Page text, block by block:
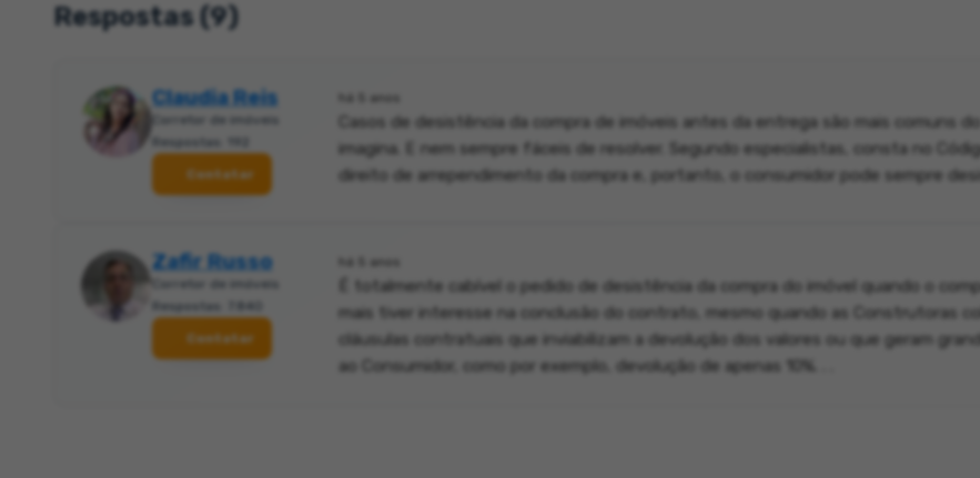
Respostas (9)
Claudia Reis
Corretor de imóveis
Respostas: 192
Contatar
há 5 anos
Casos de desistência da compra de imóveis antes da entrega são mais comuns
imagina. E nem sempre fáceis de resolver. Segundo especialistas, consta no
direito de arrependimento da compra e, portanto, o consumidor pode sempre
Zafir Russo
Corretor de imóveis
Respostas: 7.840
Contatar
há 5 anos
É totalmente cabível o pedido de desistência da compra do imóvel quando o
mais tiver interesse na conclusão do contrato, mesmo quando as Construtoras
cláusulas contratuais que inviabilizam a devolução dos valores ou que geram
ao Consumidor, como por exemplo, devolução de apenas 10%. . .